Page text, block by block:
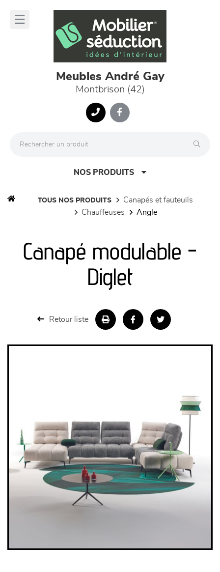
Meubles André Gay
Montbrison (42)
NOS PRODUITS
séjours
meubles de complément
TOUS NOS PRODUITS
canapés et fauteuils
chauffeuses
angle
Canapé modulable -
Diglet
Retour liste